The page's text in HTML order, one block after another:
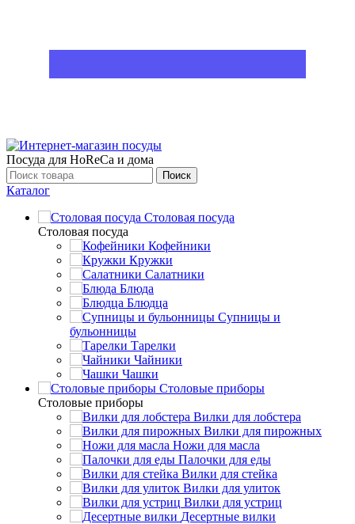
Посуда для HoReCa и дома
Поиск
Каталог
Столовая посуда
Столовая посуда
Кофейники
Кружки
Салатники
Блюда
Блюдца
Супницы и
бульонницы
Тарелки
Чайники
Чашки
Cтоловые приборы
Cтоловые приборы
Вилки для лобстера
Вилки для пирожных
Ножи для масла
Палочки для еды
Вилки для стейка
Вилки для улиток
Вилки для устриц
Десертные вилки